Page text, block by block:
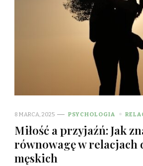
8 MARCA, 2025 PSYCHOLOGIA
Miłość a przyjaźń: Jak
równowagę w relacjach
męskich